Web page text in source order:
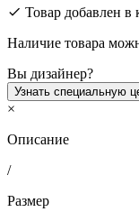
Товар добавлен в
Наличие товара
Вы дизайнер?
Узнать специальную
×
Описание
/
Размер